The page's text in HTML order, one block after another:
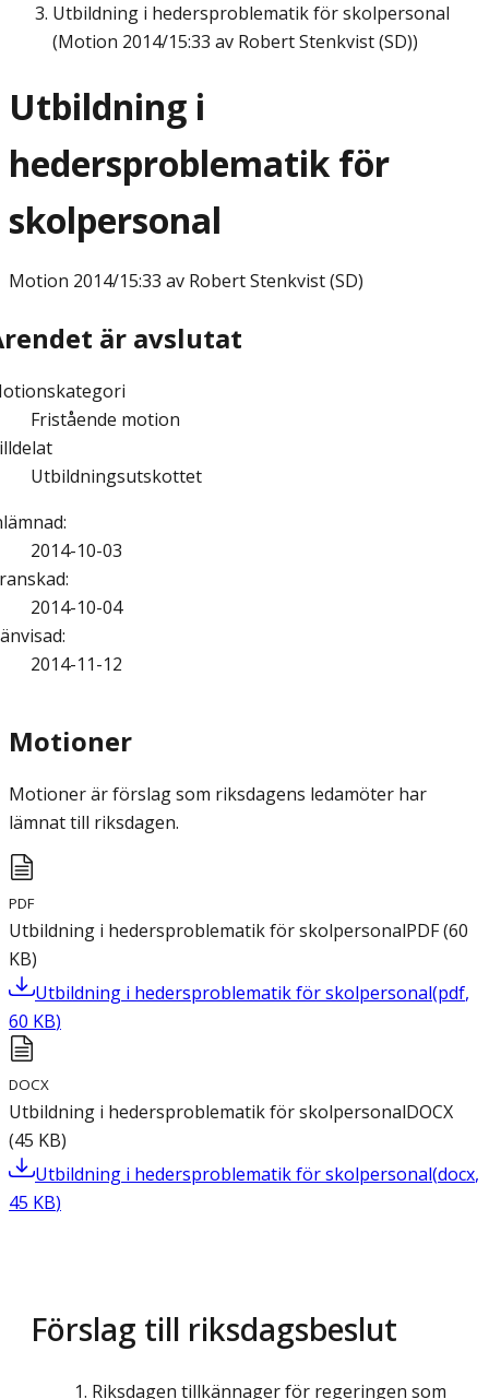
Utbildning i hedersproblematik för skolpersonal
(Motion 2014/15:33 av Robert Stenkvist (SD))
Utbildning i
hedersproblematik för
skolpersonal
Motion 2014/15:33 av Robert Stenkvist (SD)
är avslutat
Fristående motion
Utbildningsutskottet
:
2014-10-03
:
2014-10-04
:
2014-11-12
Motioner
Motioner är förslag som riksdagens ledamöter har
lämnat till riksdagen.
PDF
Utbildning i hedersproblematik för skolpersonalPDF(60
KB)
Utbildning i hedersproblematik för skolpersonal(pdf,
60 KB)
DOCX
Utbildning i hedersproblematik för skolpersonalDOCX
(45 KB)
Utbildning i hedersproblematik för skolpersonal(docx,
45 KB)
Förslag till riksdagsbeslut
Riksdagen tillkännager för regeringen som